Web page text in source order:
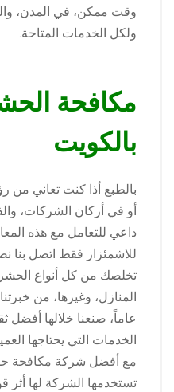
وقت ممكن، في المدن،
ولكل الخدمات المتاحة.
مكافحة
بالكويت
بالطبع أذا كنت تعاني من
أو في أركان الشركات،
داعي للتعامل مع هذه
للاشمئزاز فقط اتصل بنا
تخلصك من كل أنواع
عاماً، صنعنا خلالها أفضل
الخدمات التي يحتاجها
مع أفضل شركة مكافحة
تستخدمها الشركة لها أثر